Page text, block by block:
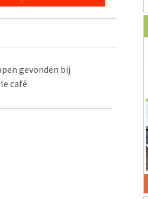
gevonden bij
café